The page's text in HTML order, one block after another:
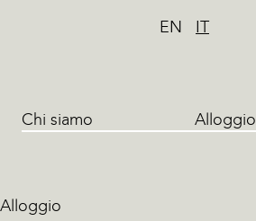
Chi siamo Alloggio
EN IT
Alloggio